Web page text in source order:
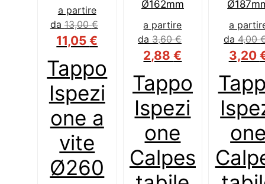
Tappo
Ispezi
one a
vite
Ø260
a partire
da 13,00€
11,05€
Tappo
Ispezi
one
Calpes
a partire
da 3,60€
2,88€
a
da4,00
3,20